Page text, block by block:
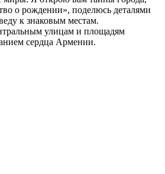
о рождении», поделюсь деталями
к знаковым местам.
улицам и площадям
сердца Армении.